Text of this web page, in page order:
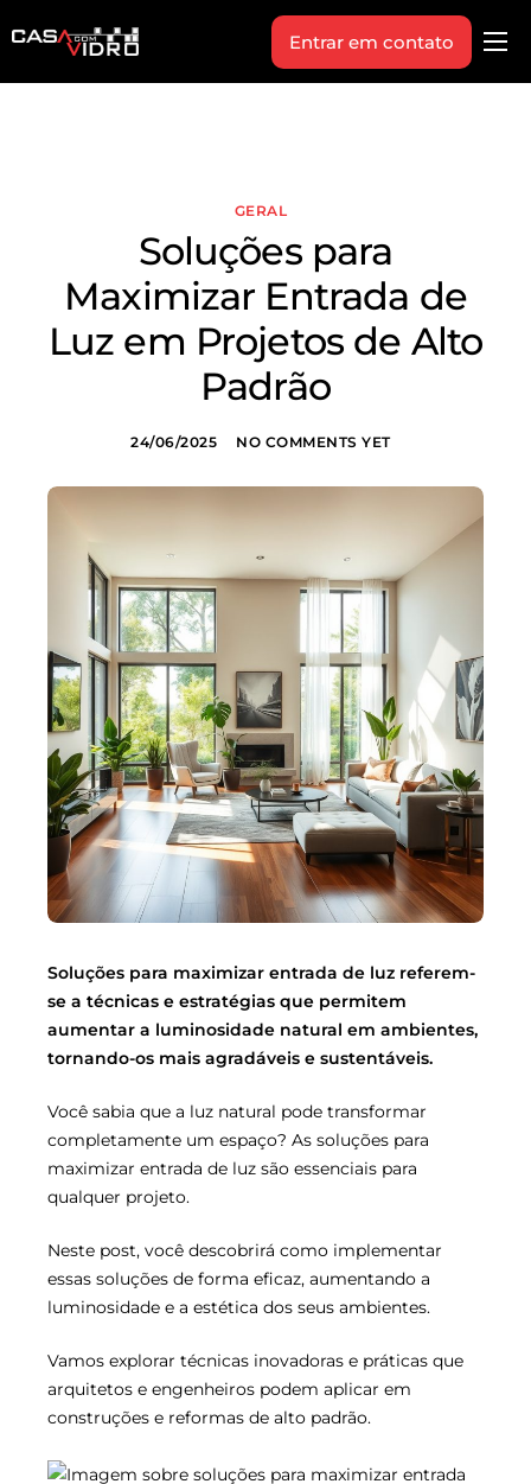
Produtos
Vagas
Sobre Nós
Entrar em contato
GERAL
Soluções para
Maximizar Entrada de
Luz em Projetos de Alto
Padrão
24/06/2025 NO COMMENTS YET
Soluções para maximizar entrada de luz referem-
se a técnicas e estratégias que permitem
aumentar a luminosidade natural em ambientes,
tornando-os mais agradáveis e sustentáveis.
Você sabia que a luz natural pode transformar
completamente um espaço? As soluções para
maximizar entrada de luz são essenciais para
qualquer projeto.
Neste post, você descobrirá como implementar
essas soluções de forma eficaz, aumentando a
luminosidade e a estética dos seus ambientes.
Vamos explorar técnicas inovadoras e práticas que
arquitetos e engenheiros podem aplicar em
construções e reformas de alto padrão.